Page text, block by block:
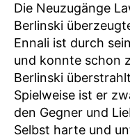
Die Neuzugänge
Berlinski
Ennali ist durch
und konnte schon
Berlinski
Spielweise ist er
den Gegner und
Selbst harte und